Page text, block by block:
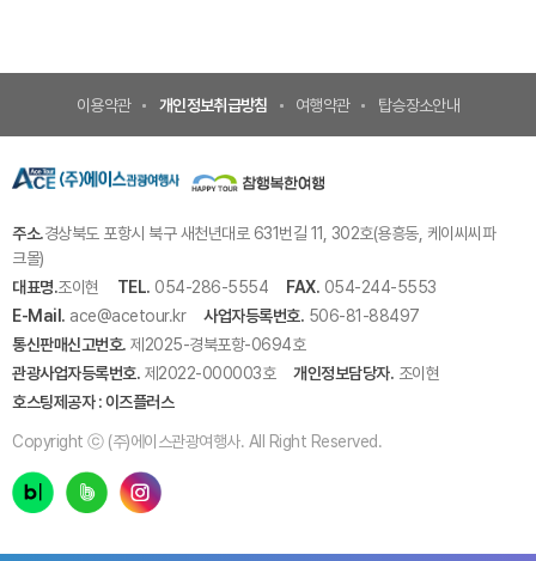
이용약관 개인정보취급방침 여행약관 탑승장소안내
주소.경상북도 포항시 북구 새천년대로 631번길 11, 302호(용흥동, 케이씨씨파
크몰)
대표명.조이현 TEL. 054-286-5554 FAX. 054-244-5553
E-Mail. ace@acetour.kr 사업자등록번호. 506-81-88497
통신판매신고번호. 제2025-경북포항-0694호
관광사업자등록번호. 제2022-000003호 개인정보담당자. 조이현
호스팅제공자 : 이즈플러스
Copyright ⓒ (주)에이스관광여행사. All Right Reserved.